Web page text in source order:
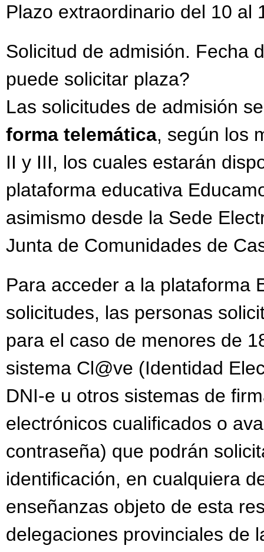
Plazo extraordinario del 10 al
Solicitud de admisión. Fecha
puede solicitar plaza?
Las solicitudes de admisión
forma telemática, según los
II y III, los cuales estarán
plataforma educativa
asimismo desde la Sede
Junta de Comunidades de
Para acceder a la plataforma
solicitudes, las personas
para el caso de menores de
sistema Cl@ve (Identidad
DNI-e u otros sistemas de
electrónicos cualificados o
contraseña) que podrán
identificación, en cualquiera
enseñanzas objeto de esta
delegaciones provinciales de